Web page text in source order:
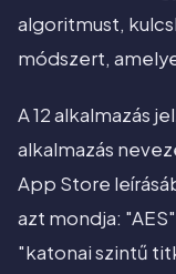
algoritmust,
módszert,
A 12 alkalmazás
alkalmazás
App Store
azt mondja:
"katonai szintű